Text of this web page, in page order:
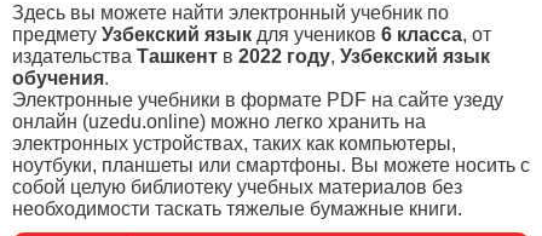
Здесь вы можете найти электронный учебник по
предмету Узбекский язык для учеников 6 класса, от
издательства Ташкент в 2022 году, Узбекский язык
обучения.
Электронные учебники в формате PDF на сайте узеду
онлайн (uzedu.online) можно легко хранить на
электронных устройствах, таких как компьютеры,
ноутбуки, планшеты или смартфоны. Вы можете носить с
собой целую библиотеку учебных материалов без
необходимости таскать тяжелые бумажные книги.